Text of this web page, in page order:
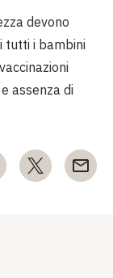
devono
tutti i bambini
assenza di